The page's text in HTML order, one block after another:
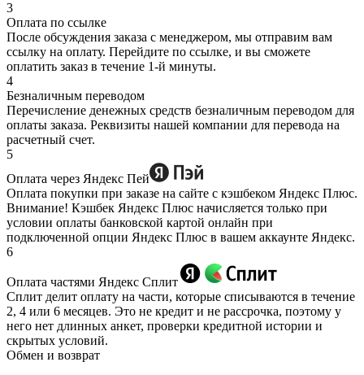
3
Оплата по ссылке
После обсуждения заказа с менеджером, мы отправим вам
ссылку на оплату. Перейдите по ссылке, и вы сможете
оплатить заказ в течение 1-й минуты.
4
Безналичным переводом
Перечисление денежных средств безналичным переводом для
оплаты заказа. Реквизиты нашей компании для перевода на
расчетный счет.
5
Оплата через Яндекс Пей
Оплата покупки при заказе на сайте с кэшбеком Яндекс Плюс.
Внимание! Кэшбек Яндекс Плюс начисляется только при
условии оплаты банковской картой онлайн при
подключенной опции Яндекс Плюс в вашем аккаунте Яндекс.
6
Оплата частями Яндекс Сплит
Сплит делит оплату на части, которые списываются в течение
2, 4 или 6 месяцев. Это не кредит и не рассрочка, поэтому у
него нет длинных анкет, проверки кредитной истории и
скрытых условий.
Обмен и возврат